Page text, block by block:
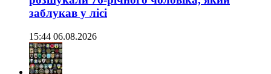
заблукав у лісі
15:44 06.08.2026